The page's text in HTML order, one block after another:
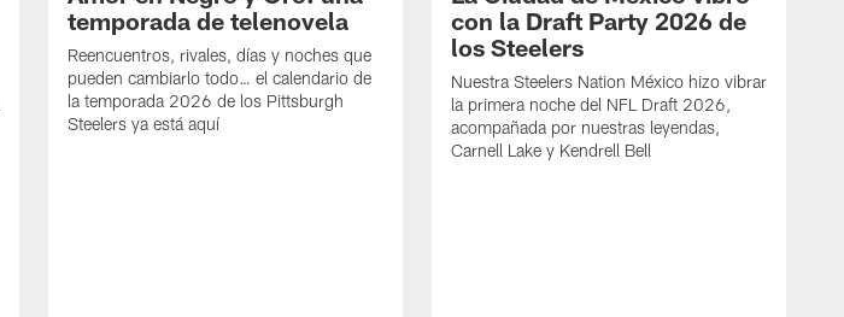
temporada de telenovela
Reencuentros, rivales, días y noches que
pueden cambiarlo todo… el calendario de
la temporada 2026 de los Pittsburgh
Steelers ya está aquí
con la Draft Party 2026 de
los Steelers
Nuestra Steelers Nation México hizo vibrar
la primera noche del NFL Draft 2026,
acompañada por nuestras leyendas,
Carnell Lake y Kendrell Bell